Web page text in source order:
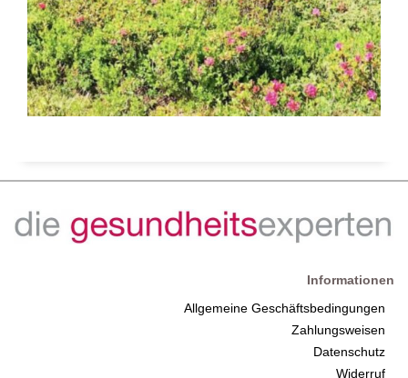
Informationen
Allgemeine Geschäftsbedingungen
Zahlungsweisen
Datenschutz
Widerruf